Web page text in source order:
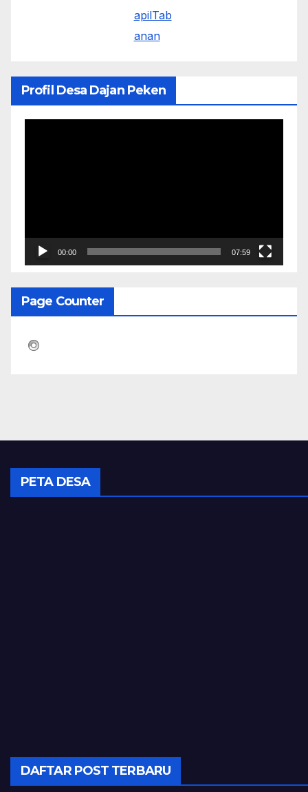
Profil Desa Dajan Peken
00:00 07:59
Page Counter
PETA DESA
DAFTAR POST TERBARU